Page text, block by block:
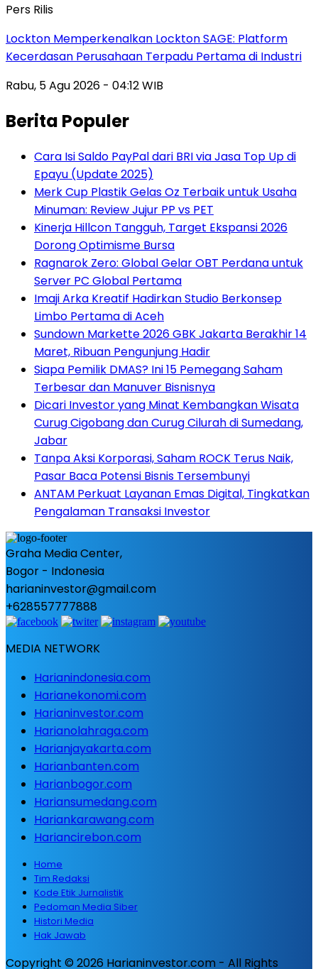
Pers Rilis
Lockton Memperkenalkan Lockton SAGE: Platform
Kecerdasan Perusahaan Terpadu Pertama di Industri
Rabu, 5 Agu 2026 - 04:12 WIB
Berita Populer
Cara Isi Saldo PayPal dari BRI via Jasa Top Up di
Epayu (Update 2025)
Merk Cup Plastik Gelas Oz Terbaik untuk Usaha
Minuman: Review Jujur PP vs PET
Kinerja Hillcon Tangguh, Target Ekspansi 2026
Dorong Optimisme Bursa
Ragnarok Zero: Global Gelar OBT Perdana untuk
Server PC Global Pertama
Imaji Arka Kreatif Hadirkan Studio Berkonsep
Limbo Pertama di Aceh
Sundown Markette 2026 GBK Jakarta Berakhir 14
Maret, Ribuan Pengunjung Hadir
Siapa Pemilik DMAS? Ini 15 Pemegang Saham
Terbesar dan Manuver Bisnisnya
Dicari Investor yang Minat Kembangkan Wisata
Curug Cigobang dan Curug Cilurah di Sumedang,
Jabar
Tanpa Aksi Korporasi, Saham ROCK Terus Naik,
Pasar Baca Potensi Bisnis Tersembunyi
ANTAM Perkuat Layanan Emas Digital, Tingkatkan
Pengalaman Transaksi Investor
Graha Media Center,
Bogor - Indonesia
harianinvestor@gmail.com
+628557777888
MEDIA NETWORK
Harianindonesia.com
Harianekonomi.com
Harianinvestor.com
Harianolahraga.com
Harianjayakarta.com
Harianbanten.com
Harianbogor.com
Hariansumedang.com
Hariankarawang.com
Hariancirebon.com
Home
Tim Redaksi
Kode Etik Jurnalistik
Pedoman Media Siber
Histori Media
Hak Jawab
Copyright © 2026 Harianinvestor.com - All Rights